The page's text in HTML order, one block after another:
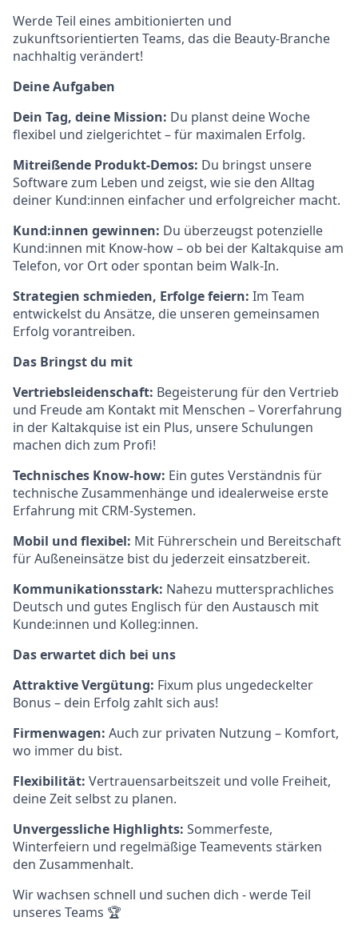
Werde Teil eines ambitionierten und
zukunftsorientierten Teams, das die Beauty-Branche
nachhaltig verändert!
Deine Aufgaben
Dein Tag, deine Mission: Du planst deine Woche
flexibel und zielgerichtet – für maximalen Erfolg.
Mitreißende Produkt-Demos: Du bringst unsere
Software zum Leben und zeigst, wie sie den Alltag
deiner Kund:innen einfacher und erfolgreicher macht.
Kund:innen gewinnen: Du überzeugst potenzielle
Kund:innen mit Know-how – ob bei der Kaltakquise am
Telefon, vor Ort oder spontan beim Walk-In.
Strategien schmieden, Erfolge feiern: Im Team
entwickelst du Ansätze, die unseren gemeinsamen
Erfolg vorantreiben.
Das Bringst du mit
Vertriebsleidenschaft: Begeisterung für den Vertrieb
und Freude am Kontakt mit Menschen – Vorerfahrung
in der Kaltakquise ist ein Plus, unsere Schulungen
machen dich zum Profi!
Technisches Know-how: Ein gutes Verständnis für
technische Zusammenhänge und idealerweise erste
Erfahrung mit CRM-Systemen.
Mobil und flexibel: Mit Führerschein und Bereitschaft
für Außeneinsätze bist du jederzeit einsatzbereit.
Kommunikationsstark: Nahezu muttersprachliches
Deutsch und gutes Englisch für den Austausch mit
Kunde:innen und Kolleg:innen.
Das erwartet dich bei uns
Attraktive Vergütung: Fixum plus ungedeckelter
Bonus – dein Erfolg zahlt sich aus!
Firmenwagen: Auch zur privaten Nutzung – Komfort,
wo immer du bist.
Flexibilität: Vertrauensarbeitszeit und volle Freiheit,
deine Zeit selbst zu planen.
Unvergessliche Highlights: Sommerfeste,
Winterfeiern und regelmäßige Teamevents stärken
den Zusammenhalt.
Wir wachsen schnell und suchen dich - werde Teil
unseres Teams 🏆